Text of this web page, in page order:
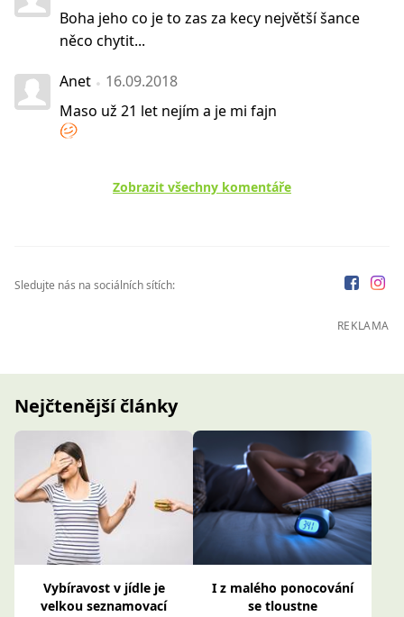
Boha jeho co je to zas za kecy největší šance
něco chytit...
Anet
16.09.2018
Maso už 21 let nejím a je mi fajn
Zobrazit všechny komentáře
Sledujte nás na sociálních sítích:
REKLAMA
Nejčtenější články
Vybíravost v jídle je
velkou seznamovací
I z malého ponocování
se tloustne